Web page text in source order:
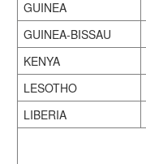
GUINEA
GUINEA-BISSAU
KENYA
LESOTHO
LIBERIA